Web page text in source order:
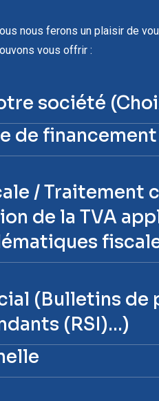
nous ferons un plaisir de
vous offrir :
société
de financement
/ Traitement
de la TVA
(Bulletins de
(RSI)…)